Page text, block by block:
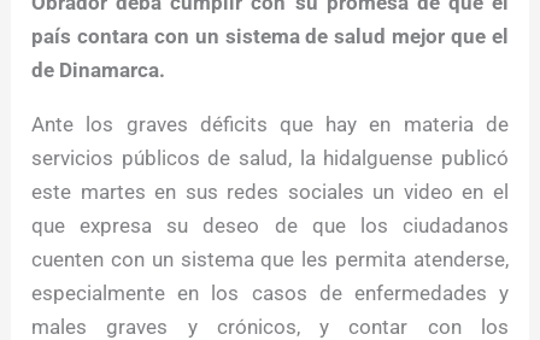
país contara con un sistema de salud mejor que el
de Dinamarca.
Ante los graves déficits que hay en materia de
servicios públicos de salud, la hidalguense publicó
este martes en sus redes sociales un video en el
que expresa su deseo de que los ciudadanos
cuenten con un sistema que les permita atenderse,
especialmente en los casos de enfermedades y
males graves y crónicos, y contar con los